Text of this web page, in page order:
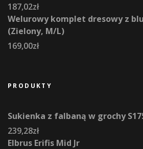
187,02zł
Welurowy komplet dresowy z
(Zielony, M/L)
169,00zł
PRODUKTY
Sukienka z falbaną w grochy
239,28zł
Elbrus Erifis Mid Jr